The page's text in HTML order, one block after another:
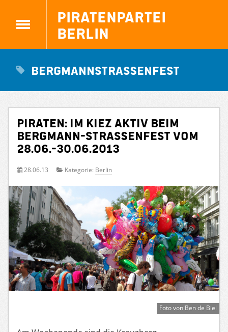
Piratenpartei
Berlin
Bergmannstraßenfest
Piraten: Im Kiez aktiv beim
Bergmann-Straßenfest vom
28.06.-30.06.2013
28.06.13 Kategorie: Berlin
Foto von Ben de Biel